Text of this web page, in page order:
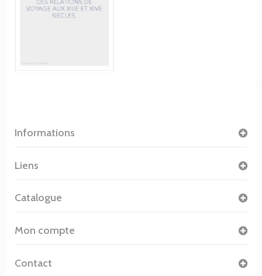
Informations
Liens
Catalogue
Mon compte
Contact